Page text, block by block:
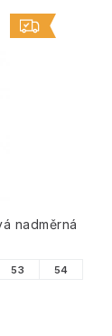
nadměrná
53 54